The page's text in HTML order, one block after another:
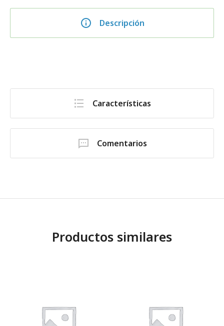
Descripción
Características
Comentarios
Productos similares